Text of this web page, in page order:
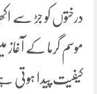
درختوں کو جڑ سے
موسم گرما کے
کیفیت پیدا ہوتی